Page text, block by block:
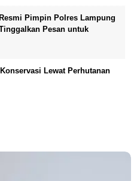
Pimpin Polres Lampung
Pesan untuk
Lewat Perhutanan